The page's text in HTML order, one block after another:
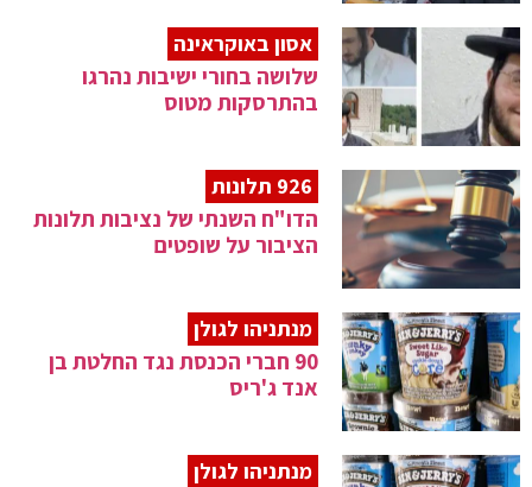
אסון באוקראינה
שלושה בחורי ישיבות נהרגו
בהתרסקות מטוס
926 תלונות
הדו"ח השנתי של נציבות תלונות
הציבור על שופטים
מנתניהו לגולן
90 חברי הכנסת נגד החלטת בן
אנד ג'ריס
מנתניהו לגולן